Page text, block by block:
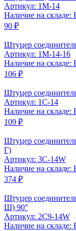
Артикул: 1M-14
Наличие на складе:
90 ₽
Штуцер
Артикул: 1M-14-16
Наличие на складе:
106 ₽
Штуцер
Артикул: 1C-14
Наличие на складе:
109 ₽
Штуцер
Г)
Артикул: 3C-14W
Наличие на складе:
374 ₽
Штуцер
Ш) 90°
Артикул: 2C9-14W
Наличие на складе: